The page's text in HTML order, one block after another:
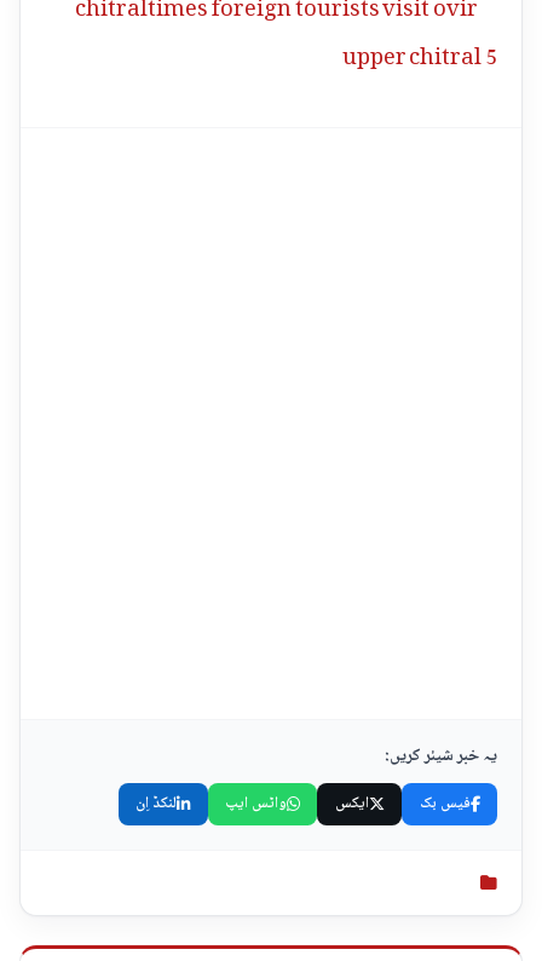
یہ خبر شیئر کریں:
فیس بک ایکس واٹس ایپ لنکڈ اِن